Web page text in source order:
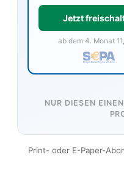
Jetzt
ab dem 4. Monat
NUR DIESEN
Print- oder E-Paper-